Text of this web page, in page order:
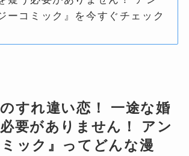
ーコミック』を今すぐチェック
のすれ違い恋！ 一途な婚
要がありません！ アン
ック』ってどんな漫